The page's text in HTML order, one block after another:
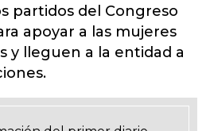
partidos del Congreso
apoyar a las mujeres
y lleguen a la entidad a